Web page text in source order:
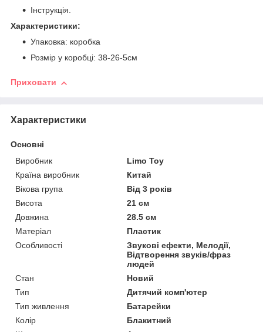
Інструкція.
Характеристики:
Упаковка: коробка
Розмір у коробці: 38-26-5см
Приховати
Характеристики
Основні
Виробник
Limo Toy
Країна виробник
Китай
Вікова група
Від 3 років
Висота
21 см
Довжина
28.5 см
Матеріал
Пластик
Особливості
Звукові ефекти, Мелодії,
Відтворення звуків/фраз
людей
Стан
Новий
Тип
Дитячий комп'ютер
Тип живлення
Батарейки
Колір
Блакитний